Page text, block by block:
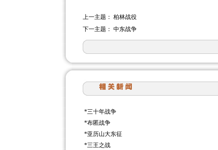
上一主题： 柏林战役
下一主题： 中东战争
*三十年战争
*布匿战争
*亚历山大东征
*三王之战